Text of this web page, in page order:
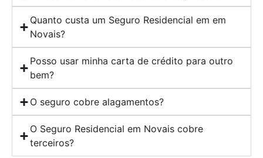
Quanto custa um Seguro Residencial em em
Novais?
Posso usar minha carta de crédito para outro
bem?
O seguro cobre alagamentos?
O Seguro Residencial em Novais cobre
terceiros?